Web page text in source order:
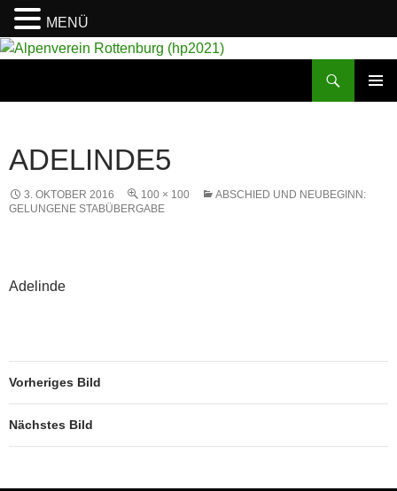
ADELINDE5
3. OKTOBER 2016 100 × 100
ABSCHIED UND NEUBEGINN:
GELUNGENE STABÜBERGABE
Adelinde
Vorheriges Bild
Nächstes Bild
MENÜ